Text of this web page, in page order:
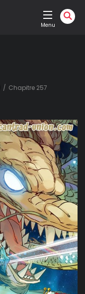
Menu
Chapitre 257